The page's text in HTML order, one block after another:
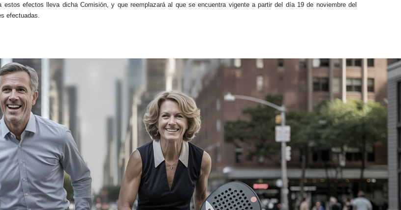
efectos lleva dicha Comisión, y que reemplazará al que se encuentra vigente a partir del día 19 de noviembre del
efectuadas.